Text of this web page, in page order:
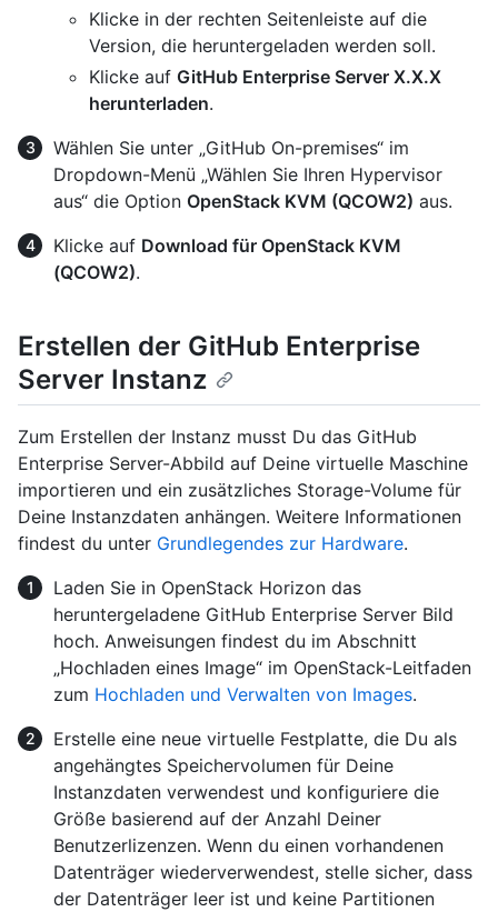
Klicke in der rechten Seitenleiste auf die
Version, die heruntergeladen werden soll.
Klicke auf GitHub Enterprise Server X.X.X
herunterladen.
Wählen Sie unter „GitHub On-premises“ im
Dropdown-Menü „Wählen Sie Ihren Hypervisor
aus“ die Option OpenStack KVM (QCOW2) aus.
Klicke auf Download für OpenStack KVM
(QCOW2).
Erstellen der GitHub Enterprise
Server Instanz
Zum Erstellen der Instanz musst Du das GitHub
Enterprise Server-Abbild auf Deine virtuelle Maschine
importieren und ein zusätzliches Storage-Volume für
Deine Instanzdaten anhängen. Weitere Informationen
findest du unter Grundlegendes zur Hardware.
Laden Sie in OpenStack Horizon das
heruntergeladene GitHub Enterprise Server Bild
hoch. Anweisungen findest du im Abschnitt
„Hochladen eines Image“ im OpenStack-Leitfaden
zum Hochladen und Verwalten von Images.
Erstelle eine neue virtuelle Festplatte, die Du als
angehängtes Speichervolumen für Deine
Instanzdaten verwendest und konfiguriere die
Größe basierend auf der Anzahl Deiner
Benutzerlizenzen. Wenn du einen vorhandenen
Datenträger wiederverwendest, stelle sicher, dass
der Datenträger leer ist und keine Partitionen